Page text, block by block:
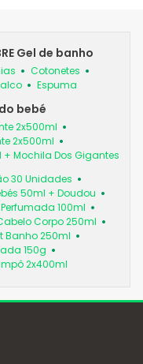
Gel de banho
Cotonetes
Espuma
bebé
2x500ml
2x500ml
+ Mochila Dos Gigantes
30 Unidades
50ml + Doudou
100ml
Corpo 250ml
Banho 250ml
150g
2x400ml